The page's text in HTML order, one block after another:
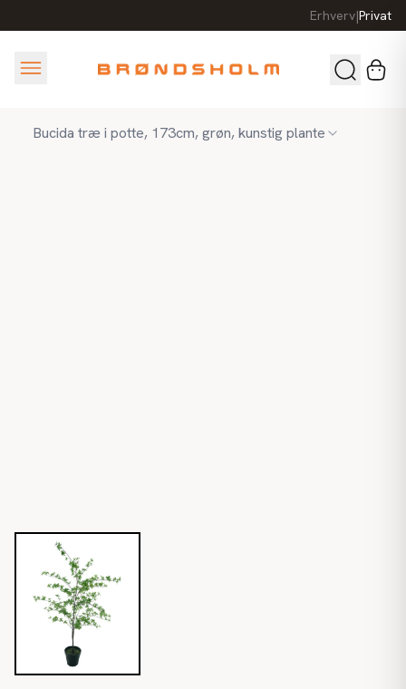
Erhverv|Privat
Bucida træ i potte, 173cm, grøn, kunstig plante